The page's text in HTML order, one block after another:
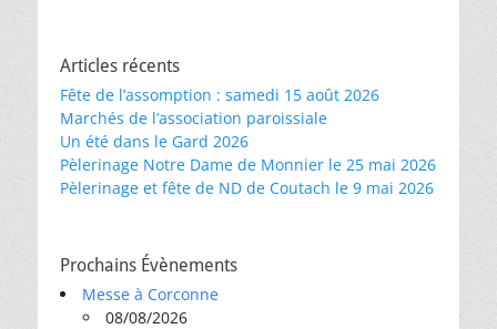
Articles récents
Fête de l’assomption : samedi 15 août 2026
Marchés de l’association paroissiale
Un été dans le Gard 2026
Pèlerinage Notre Dame de Monnier le 25 mai 2026
Pèlerinage et fête de ND de Coutach le 9 mai 2026
Prochains Évènements
Messe à Corconne
08/08/2026